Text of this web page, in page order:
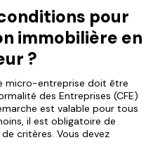
pour
immobilière en
?
micro-entreprise doit être
des Entreprises (CFE)
est valable pour tous
il est obligatoire de
critères. Vous devez